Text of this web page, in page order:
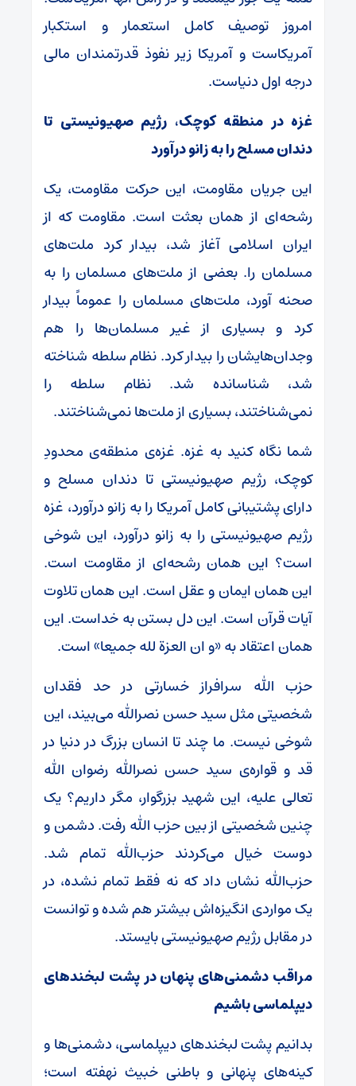
امروز توصیف کامل استعمار و استکبار
آمریکاست و آمریکا زیر نفوذ قدرتمندان مالی
درجه اول دنیاست.
غزه در منطقه کوچک، رژیم صهیونیستی تا
دندان مسلح را به زانو درآورد
این جریان مقاومت، این حرکت مقاومت، یک
رشحه‌ای از همان بعثت است. مقاومت که از
ایران اسلامی آغاز شد، بیدار کرد ملت‌های
مسلمان را. بعضی از ملت‌های مسلمان را به
صحنه آورد، ملت‌های مسلمان را عموماً بیدار
کرد و بسیاری از غیر مسلمان‌ها را هم
وجدان‌هایشان را بیدار کرد. نظام سلطه شناخته
شد، شناسانده شد. نظام سلطه را
نمی‌شناختند، بسیاری از ملت‌ها نمی‌شناختند.
شما نگاه کنید به غزه. غزه‌ی منطقه‌ی محدودِ
کوچک، رژیم صهیونیستی تا دندان مسلح و
دارای پشتیبانی کامل آمریکا را به زانو درآورد، غزه
رژیم صهیونیستی را به زانو درآورد، این شوخی
است؟ این همان رشحه‌ای از مقاومت است.
این همان ایمان و عقل است. این همان تلاوت
آیات قرآن است. این دل بستن به خداست. این
همان اعتقاد به «و ان العزة لله جمیعا» است.
حزب الله سرافراز خسارتی در حد فقدان
شخصیتی مثل سید حسن نصرالله می‌بیند، این
شوخی نیست. ما چند تا انسان بزرگ در دنیا در
قد و قواره‌ی سید حسن نصرالله رضوان الله
تعالی علیه، این شهید بزرگوار، مگر داریم؟ یک
چنین شخصیتی از بین حزب الله رفت. دشمن و
دوست خیال می‌کردند حزب‌الله تمام شد.
حزب‌الله نشان داد که نه فقط تمام نشده، در
یک مواردی انگیزه‌اش بیشتر هم شده و توانست
در مقابل رژیم صهیونیستی بایستد.
مراقب دشمنی‌های پنهان در پشت لبخند‌های
دیپلماسی باشیم
بدانیم پشت لبخند‌های دیپلماسی، دشمنی‌ها و
کینه‌های پنهانی و باطنی خبیث نهفته است؛